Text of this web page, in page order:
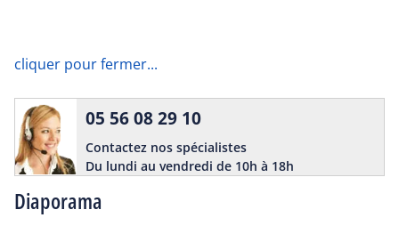
cliquer pour fermer...
Diaporama
05 56 08 29 10
Contactez nos spécialistes
Du lundi au vendredi de 10h à 18h